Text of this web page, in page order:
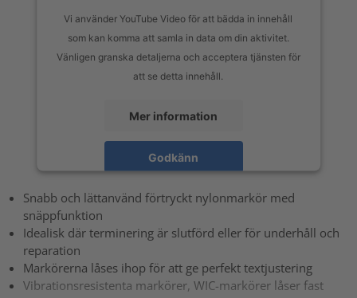
Vi använder YouTube Video för att bädda in innehåll
som kan komma att samla in data om din aktivitet.
Vänligen granska detaljerna och acceptera tjänsten för
att se detta innehåll.
Mer information
Godkänn
Snabb och lättanvänd förtryckt nylonmarkör med
snäppfunktion
Idealisk där terminering är slutförd eller för underhåll och
reparation
Markörerna låses ihop för att ge perfekt textjustering
Vibrationsresistenta markörer, WIC-markörer låser fast